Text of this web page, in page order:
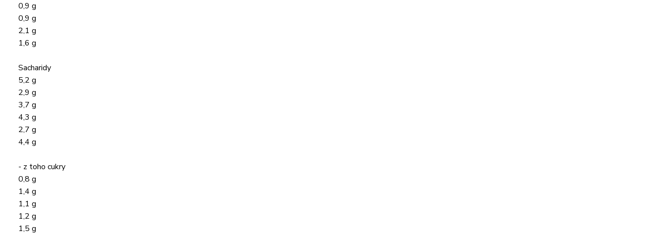
0,9 g
0,9 g
2,1 g
1,6 g
Sacharidy
5,2 g
2,9 g
3,7 g
4,3 g
2,7 g
4,4 g
- z toho cukry
0,8 g
1,4 g
1,1 g
1,2 g
1,5 g